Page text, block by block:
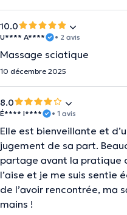
10.0
U**** A**** • 2 avis
Massage sciatique
10 décembre 2025
8.0
É**** I**** • 1 avis
Elle est bienveillante et
jugement de sa part.
partage avant la pratique
l’aise et je me suis sentie
de l’avoir rencontrée, ma
mains !